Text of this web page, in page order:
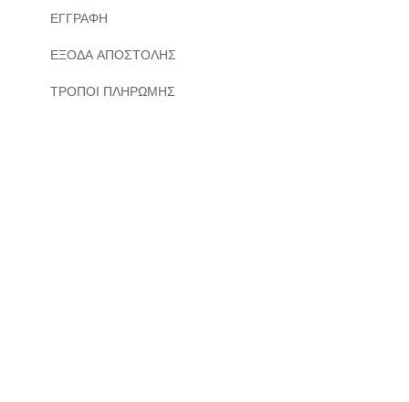
ΕΓΓΡΑΦΗ
ΕΞΟΔΑ ΑΠΟΣΤΟΛΗΣ
ΤΡΟΠΟΙ ΠΛΗΡΩΜΗΣ